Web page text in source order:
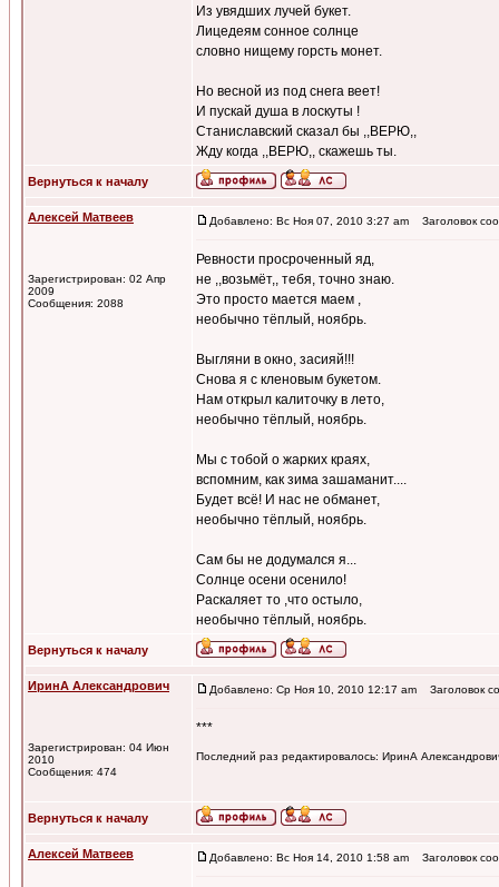
Из увядших лучей букет.
Лицедеям сонное солнце
словно нищему горсть монет.
Но весной из под снега веет!
И пускай душа в лоскуты !
Станиславский сказал бы ,,ВЕРЮ,,
Жду когда ,,ВЕРЮ,, скажешь ты.
Вернуться к началу
Алексей Матвеев
Зарегистрирован: 02 Апр
2009
Сообщения: 2088
Добавлено: Вс Ноя 07, 2010 3:27 am Заголовок
Ревности просроченный яд,
не ,,возьмёт,, тебя, точно знаю.
Это просто мается маем ,
необычно тёплый, ноябрь.
Выгляни в окно, засияй!!!
Снова я с кленовым букетом.
Нам открыл калиточку в лето,
необычно тёплый, ноябрь.
Мы с тобой о жарких краях,
вспомним, как зима зашаманит....
Будет всё! И нас не обманет,
необычно тёплый, ноябрь.
Сам бы не додумался я...
Солнце осени осенило!
Раскаляет то ,что остыло,
необычно тёплый, ноябрь.
Вернуться к началу
ИринА Александрович
Зарегистрирован: 04 Июн
2010
Сообщения: 474
Добавлено: Ср Ноя 10, 2010 12:17 am Заголовок
***
Последний раз редактировалось: ИринА
Вернуться к началу
Алексей Матвеев Добавлено: Вс Ноя 14, 2010 1:58 am Заголовок